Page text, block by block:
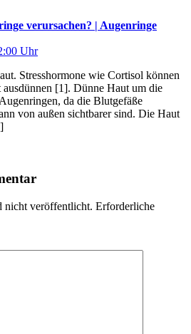
verursachen? | Augenringe
Uhr
Stresshormone wie Cortisol können
[1]. Dünne Haut um die
da die Blutgefäße
von außen sichtbarer sind. Die Haut
nicht veröffentlicht. Erforderliche